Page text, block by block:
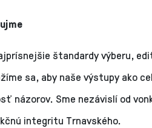
štandardy výberu,
sa, aby naše výstupy ako
názorov. Sme nezávislí od
integritu Trnavského.